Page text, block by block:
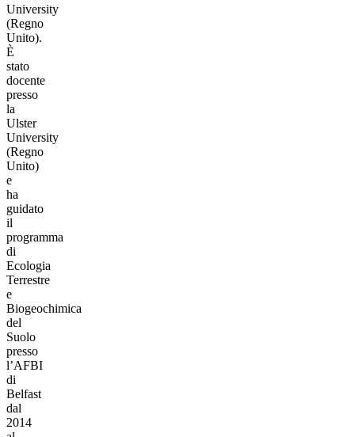
University
(Regno
Unito).
È
stato
docente
presso
la
Ulster
University
(Regno
Unito)
e
ha
guidato
il
programma
di
Ecologia
Terrestre
e
Biogeochimica
del
Suolo
presso
l’AFBI
di
Belfast
dal
2014